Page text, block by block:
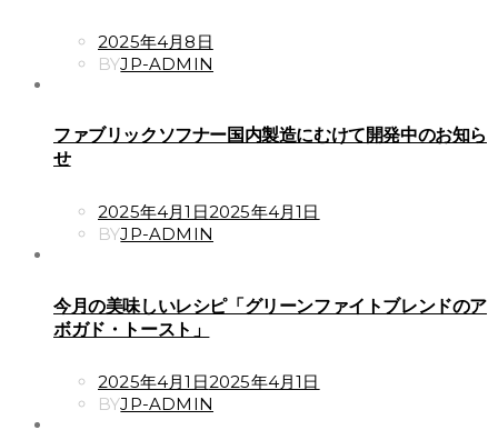
POSTED
ON
2025年4月8日
BYJP-ADMIN
ファブリックソフナー国内製造にむけて開発中のお知ら
せ
POSTED
ON
2025年4月1日2025年4月1日
BYJP-ADMIN
今月の美味しいレシピ「グリーンファイトブレンドのア
ボガド・トースト」
POSTED
ON
2025年4月1日2025年4月1日
BYJP-ADMIN